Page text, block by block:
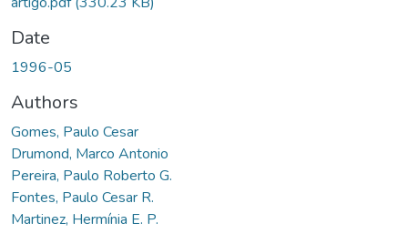
Date
1996-05
Authors
Gomes, Paulo Cesar
Drumond, Marco Antonio
Pereira, Paulo Roberto G.
Fontes, Paulo Cesar R.
Martinez, Hermínia E. P.